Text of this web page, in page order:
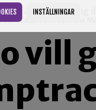
INSTÄLLNINGAR
i Laxå. Foto: Josefine
vill